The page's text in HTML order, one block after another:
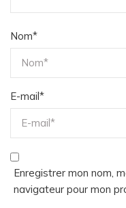
Nom*
E-mail*
Enregistrer mon nom,
navigateur pour mon